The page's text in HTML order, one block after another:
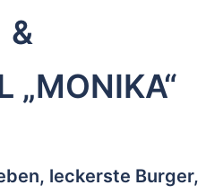
&
„MONIKA“
leckerste Burger,